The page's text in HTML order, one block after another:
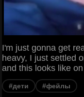
I'm just gonna get
heavy, I just settled
and this looks like
#дети #фейлы